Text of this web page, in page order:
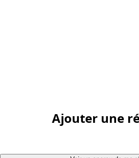
Ajouter une